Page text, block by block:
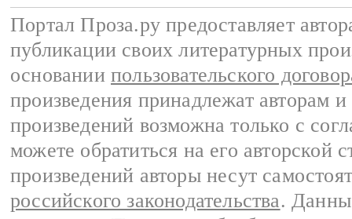
Портал Проза.ру предоставляет
публикации своих литературных
основании пользовательского
произведения принадлежат авторам
произведений возможна только с
можете обратиться на его авторской
произведений авторы несут
российского законодательства.